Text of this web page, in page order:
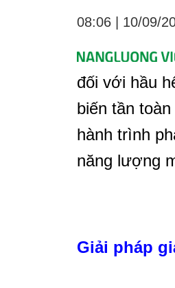
08:06 10/09/
đối với hầu
biến tần
hành trình
năng lượng
Giải pháp